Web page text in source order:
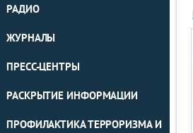
РАДИО
ЖУРНАЛЫ
ПРЕСС-ЦЕНТРЫ
РАСКРЫТИЕ ИНФОРМАЦИИ
ПРОФИЛАКТИКА ТЕРРОРИЗМА И